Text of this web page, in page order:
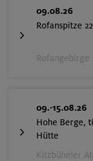
09.08.26
Rofanspitze
Rofangebirge
09.-15.08.26
Hohe Berge,
Hütte
Kitzbüheler